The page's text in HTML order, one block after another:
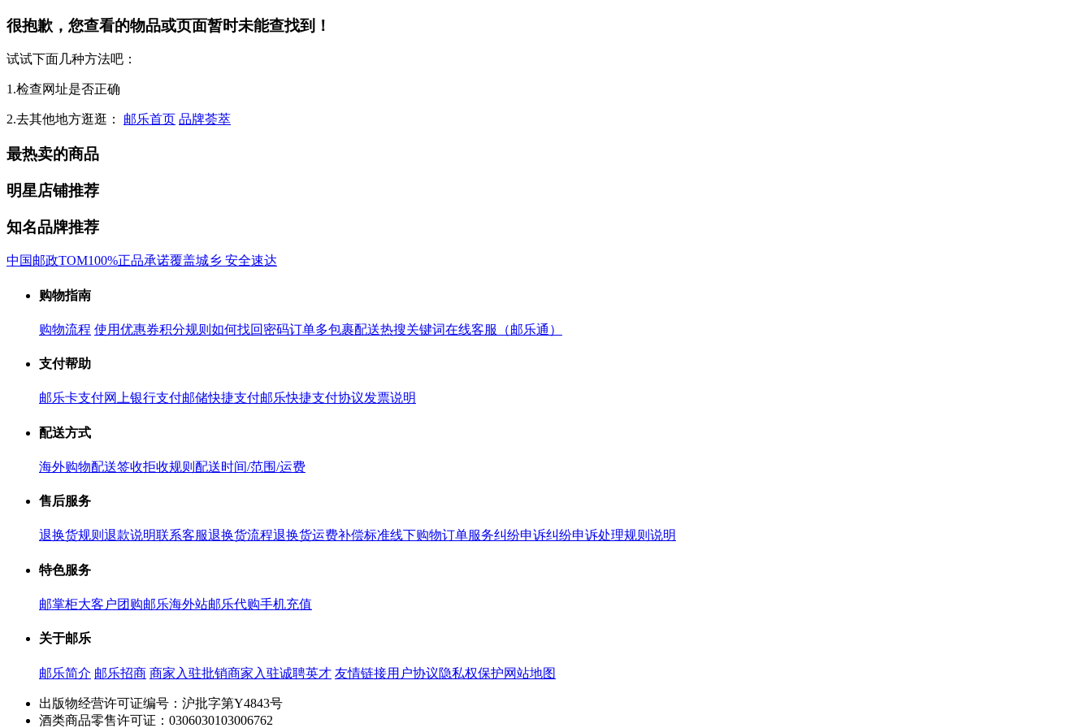
很抱歉，您查看的物品或页面暂时未能查找到！
试试下面几种方法吧：
1.检查网址是否正确
2.去其他地方逛逛： 邮乐首页 品牌荟萃
最热卖的商品
明星店铺推荐
知名品牌推荐
中国邮政TOM100%正品承诺覆盖城乡 安全速达
购物指南
购物流程 使用优惠券积分规则 如何找回密码订单多包裹配送热搜关键词在线客服（邮乐通）
支付帮助
邮乐卡支付网上银行支付邮储快捷支付邮乐快捷支付协议发票说明
配送方式
海外购物配送签收拒收规则 配送时间/范围/运费
售后服务
退换货规则 退款说明联系客服退换货流程退换货运费补偿标准线下购物订单服务纠纷申诉纠纷申诉处理规则说明
特色服务
邮掌柜大客户团购邮乐海外站邮乐代购手机充值
关于邮乐
邮乐简介 邮乐招商 商家入驻批销商家入驻诚聘英才 友情链接用户协议隐私权保护网站地图
出版物经营许可证编号：沪批字第Y4843号
酒类商品零售许可证：0306030103006762